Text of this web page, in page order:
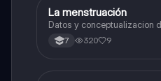
Biologia
La menstruación
Datos y conceptualizacion
7 320 9